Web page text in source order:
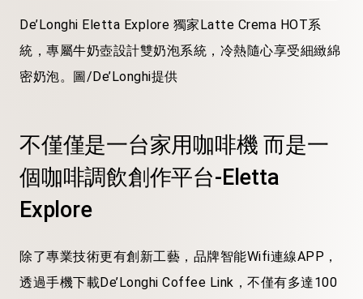
De’Longhi Eletta Explore 獨家Latte Crema HOT系
統，專屬牛奶壺設計雙奶泡系統，冷熱隨心享受細緻綿
密奶泡。圖/De’Longhi提供
不僅僅是一台家用咖啡機 而是一
個咖啡調飲創作平台-Eletta
Explore
除了專業技術更有創新工藝，品牌智能Wifi連線APP，
透過手機下載De’Longhi Coffee Link，不僅有多達100